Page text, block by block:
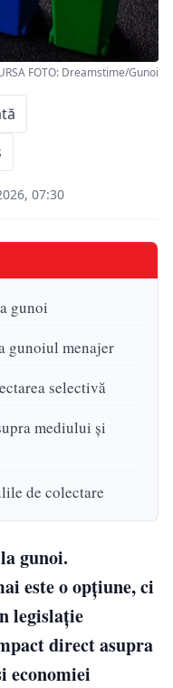
FOTO: Dreamstime/Gunoi
07:30
gunoi
gunoiul menajer
selectivă
mediului și
de colectare
gunoi.
este o opțiune, ci
legislație
direct asupra
economiei